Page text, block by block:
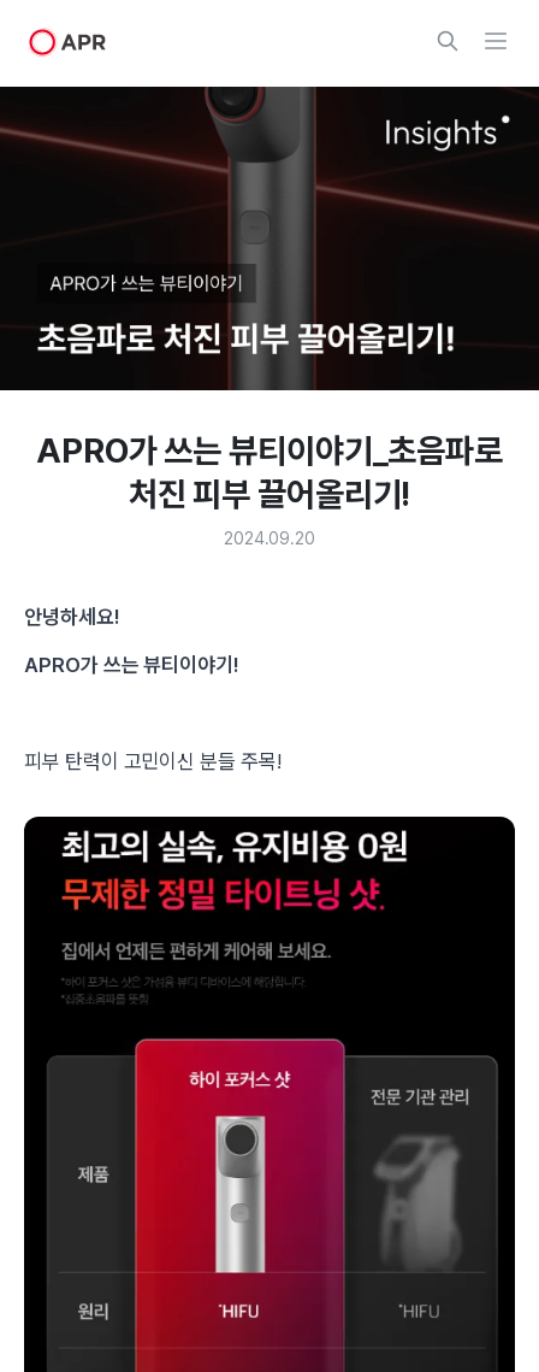
APRO가 쓰는 뷰티이야기_초음파로
처진 피부 끌어올리기!
2024.09.20
안녕하세요!
APRO가 쓰는 뷰티이야기!
피부 탄력이 고민이신 분들 주목!